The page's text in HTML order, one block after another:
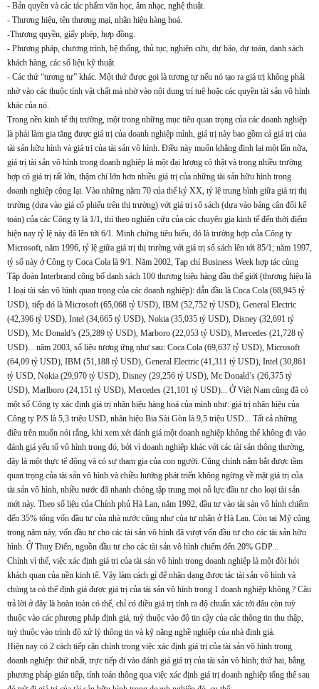
- Bản quyền và các tác phẩm văn học, âm nhạc, nghệ thuật.
- Thương hiệu, tên thương mại, nhãn hiệu hàng hoá.
-Thương quyền, giấy phép, hợp đồng.
- Phương pháp, chương trình, hệ thống, thủ tục, nghiên cứu, dự báo, dự toán, danh sách
khách hàng, các số liệu kỹ thuật.
- Các thứ “tương tự” khác. Một thứ được gọi là tương tự nếu nó tạo ra giá trị không phải
nhờ vào các thuộc tính vật chất mà nhờ vào nội dung trí tuệ hoặc các quyền tài sản vô hình
khác của nó.
Trong nền kinh tế thị trường, một trong những mục tiêu quan trọng của các doanh nghiệp
là phải làm gia tăng được giá trị của doanh nghiệp mình, giá trị này bao gồm cả giá trị của
tài sản hữu hình và giá trị của tài sản vô hình. Điều này muốn khẳng định lại một lần nữa,
giá trị tài sản vô hình trong doanh nghiệp là một đại lượng có thật và trong nhiều trường
hợp có giá trị rất lớn, thậm chí lớn hơn nhiều giá trị của những tài sản hữu hình trong
doanh nghiệp cộng lại. Vào những năm 70 của thế kỷ XX, tỷ lệ trung bình giữa giá trị thị
trường (dựa vào giá cổ phiếu trên thị trường) với giá trị sổ sách (dựa vào bảng cân đối kế
toán) của các Công ty là 1/1, thì theo nghiên cứu của các chuyên gia kinh tế đến thời điểm
hiện nay tỷ lệ này đã lên tới 6/1. Minh chứng tiêu biểu, đó là trường hợp của Công ty
Microsoft, năm 1996, tỷ lệ giữa giá trị thị trường với giá trị sổ sách lên tới 85/1; năm 1997,
tỷ số này ở Công ty Coca Cola là 9/1. Năm 2002, Tạp chí Business Week hợp tác cùng
Tập đoàn Interbrand công bố danh sách 100 thương hiệu hàng đầu thế giới (thương hiệu là
1 loại tài sản vô hình quan trọng của các doanh nghiệp): dẫn đầu là Coca Cola (68,945 tỷ
USD), tiếp đó là Microsoft (65,068 tỷ USD), IBM (52,752 tỷ USD), General Electric
(42,396 tỷ USD), Intel (34,665 tỷ USD), Nokia (35,035 tỷ USD), Disney (32,691 tỷ
USD), Mc Donald’s (25,289 tỷ USD), Marboro (22,053 tỷ USD), Mercedes (21,728 tỷ
USD)... năm 2003, số liệu tương ứng như sau: Coca Cola (69,637 tỷ USD), Microsoft
(64,09 tỷ USD), IBM (51,188 tỷ USD), General Electric (41,311 tỷ USD), Intel (30,861
tỷ USD, Nokia (29,970 tỷ USD), Disney (29,256 tỷ USD), Mc Donald’s (26,375 tỷ
USD), Marlboro (24,151 tỷ USD), Mercedes (21,101 tỷ USD)... Ở Việt Nam cũng đã có
một số Công ty xác định giá trị nhãn hiệu hàng hoá của mình như: giá trị nhãn hiệu của
Công ty P/S là 5,3 triệu USD, nhãn hiệu Bia Sài Gòn là 9,5 triệu USD... Tất cả những
điều trên muốn nói rằng, khi xem xét đánh giá một doanh nghiệp không thể không đi vào
đánh giá yếu tố vô hình trong đó, bởi vì doanh nghiệp khác với các tài sản thông thường,
đây là một thực tể động và có sự tham gia của con người. Cũng chính nắm bắt được tầm
quan trọng của tài sản vô hình và chiều hướng phát triển không ngừng về mặt giá trị của
tài sản vô hình, nhiều nước đã nhanh chóng tập trung mọi nỗ lực đầu tư cho loại tài sản
mới này. Theo số liệu của Chính phủ Hà Lan, năm 1992, đầu tư vào tài sản vô hình chiếm
đến 35% tổng vốn đầu tư của nhà nước cũng như của tư nhân ở Hà Lan. Còn tại Mỹ cũng
trong năm này, vốn đầu tư cho các tài sản vô hình đã vượt vốn đầu tư cho các tài sản hữu
hình. Ở Thuỵ Điển, nguồn đầu tư cho các tài sản vô hình chiếm đến 20% GDP...
Chính vì thế, việc xác định giá trị của tài sản vô hình trong doanh nghiệp là một đòi hỏi
khách quan của nền kinh tế. Vậy làm cách gì để nhận dạng được tác tài sản vô hình và
chúng ta có thể định giá được giá trị của tài sản vô hình trong 1 doanh nghiệp không ? Câu
trả lời ở đây là hoàn toàn có thể, chỉ có điều giá trị tính ra độ chuẩn xác tới đâu còn tuỳ
thuộc vào các phương pháp định giá, tuỳ thuộc vào độ tin cậy của các thông tin thu thập,
tuỳ thuộc vào trình độ xử lý thông tin và kỹ năng nghề nghiệp của nhà định giá.
Hiện nay có 2 cách tiếp cận chính trong việc xác định giá trị của tài sản vô hình trong
doanh nghiệp: thứ nhất, trực tiếp đi vào đánh giá giá trị của tài sản vô hình; thứ hai, bằng
phương pháp gián tiếp, tính toán thông qua việc xác định giá trị doanh nghiệp tổng thể sau